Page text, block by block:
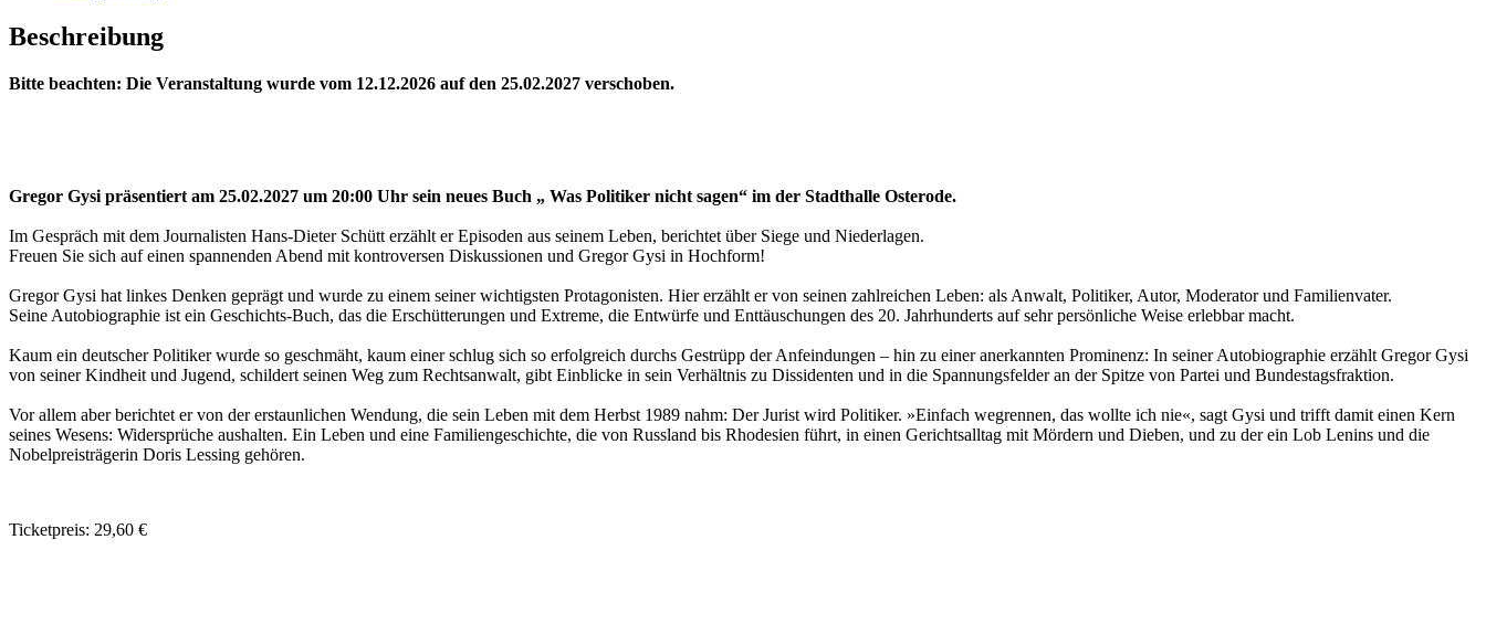
Beschreibung
Bitte beachten: Die Veranstaltung wurde vom 12.12.2026 auf den 25.02.2027 verschoben.
Gregor Gysi präsentiert am 25.02.2027 um 20:00 Uhr sein neues Buch „ Was Politiker nicht sagen“ im der Stadthalle Osterode.
Im Gespräch mit dem Journalisten Hans-Dieter Schütt erzählt er Episoden aus seinem Leben, berichtet über Siege und Niederlagen.
Freuen Sie sich auf einen spannenden Abend mit kontroversen Diskussionen und Gregor Gysi in Hochform!
Gregor Gysi hat linkes Denken geprägt und wurde zu einem seiner wichtigsten Protagonisten. Hier erzählt er von seinen zahlreichen Leben: als Anwalt, Politiker, Autor, Moderator und Familienvater.
Seine Autobiographie ist ein Geschichts-Buch, das die Erschütterungen und Extreme, die Entwürfe und Enttäuschungen des 20. Jahrhunderts auf sehr persönliche Weise erlebbar macht.
Kaum ein deutscher Politiker wurde so geschmäht, kaum einer schlug sich so erfolgreich durchs Gestrüpp der Anfeindungen – hin zu einer anerkannten Prominenz: In seiner Autobiographie erzählt Gregor Gysi
von seiner Kindheit und Jugend, schildert seinen Weg zum Rechtsanwalt, gibt Einblicke in sein Verhältnis zu Dissidenten und in die Spannungsfelder an der Spitze von Partei und Bundestagsfraktion.
Vor allem aber berichtet er von der erstaunlichen Wendung, die sein Leben mit dem Herbst 1989 nahm: Der Jurist wird Politiker. »Einfach wegrennen, das wollte ich nie«, sagt Gysi und trifft damit einen Kern
seines Wesens: Widersprüche aushalten. Ein Leben und eine Familiengeschichte, die von Russland bis Rhodesien führt, in einen Gerichtsalltag mit Mördern und Dieben, und zu der ein Lob Lenins und die
Nobelpreisträgerin Doris Lessing gehören.
Ticketpreis: 29,60 €